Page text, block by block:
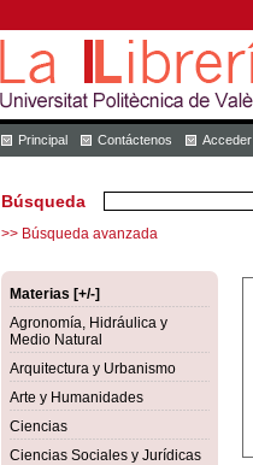
Principal Contáctenos Acceder
Búsqueda
>> Búsqueda avanzada
Materias [+/-]
Agronomía, Hidráulica y
Medio Natural
Arquitectura y Urbanismo
Arte y Humanidades
Ciencias
Ciencias Sociales y Jurídicas